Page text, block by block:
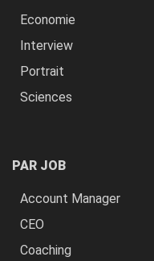
Economie
Interview
Portrait
Sciences
PAR JOB
Account Manager
CEO
Coaching